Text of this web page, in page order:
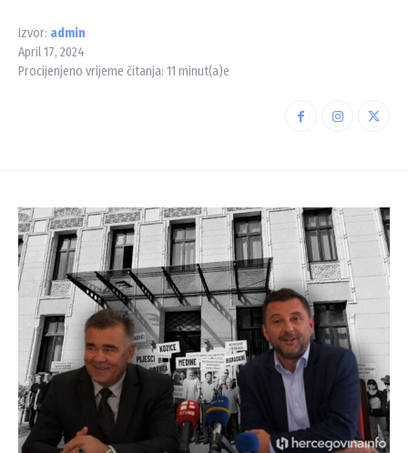
Izvor: admin
April 17, 2024
Procijenjeno vrijeme čitanja: 11 minut(a)e